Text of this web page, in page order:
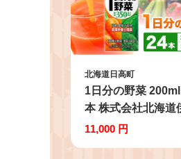
北海道日高町
1日分の野菜
本 株式会社北海道
園 《7-14日以内に
11,000 円